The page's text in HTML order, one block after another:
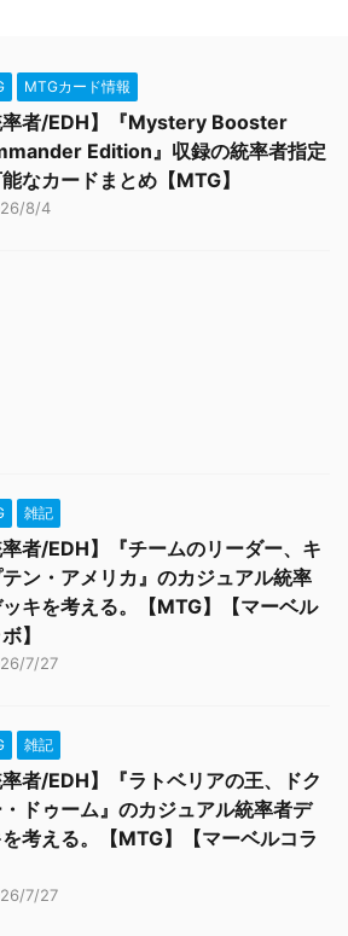
MTGカード情報
率者/EDH】『Mystery Booster
Edition』収録の統率者指定
なカードまとめ【MTG】
8/4
雑記
率者/EDH】『チームのリーダー、キ
ン・アメリカ』のカジュアル統率
キを考える。【MTG】【マーベル
】
7/27
雑記
率者/EDH】『ラトベリアの王、ドク
ドゥーム』のカジュアル統率者デ
考える。【MTG】【マーベルコラ
7/27